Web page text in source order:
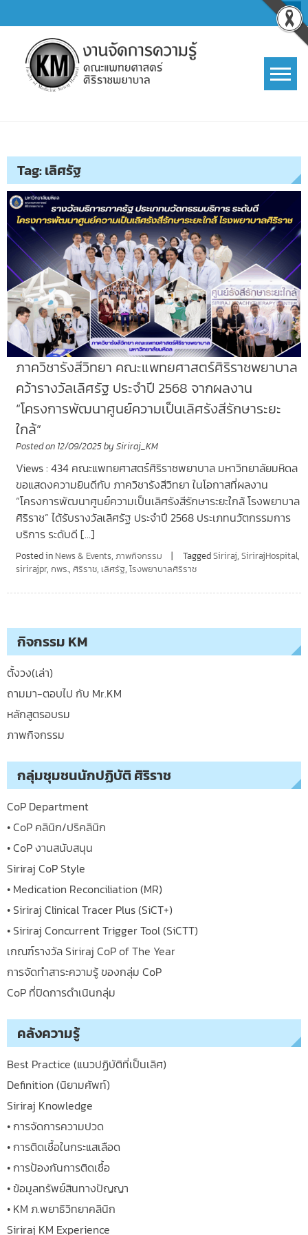
to
content
Tag:เลิศรัฐ
ภาควิชารังสีวิทยา คณะแพทยศาสตร์ศิริราชพยาบาล
คว้ารางวัลเลิศรัฐ ประจำปี 2568 จากผลงาน
“โครงการพัฒนาศูนย์ความเป็นเลิศรังสีรักษาระยะ
ใกล้”
Posted on 12/09/2025by Siriraj_KM
Views : 434 ​คณะแพทยศาสตร์ศิริราชพยาบาล มหาวิทยาลัยมหิดล
ขอแสดงความยินดีกับ ภาควิชารังสีวิทยา ในโอกาสที่ผลงาน
“โครงการพัฒนาศูนย์ความเป็นเลิศรังสีรักษาระยะใกล้ โรงพยาบาล
ศิริราช” ได้รับรางวัลเลิศรัฐ ประจำปี 2568 ประเภทนวัตกรรมการ
บริการ ระดับดี […]
Posted in News & Events, ภาพกิจกรรม TaggedSiriraj, SirirajHospital,
sirirajpr, กพร., ศิริราช, เลิศรัฐ, โรงพยาบาลศิริราช
กิจกรรม KM
ตั้งวง(เล่า)
ถามมา-ตอบไป กับ Mr.KM
หลักสูตรอบรม
ภาพกิจกรรม
กลุ่มชุมชนนักปฏิบัติ ศิริราช
CoP Department
• CoP คลินิก/ปริคลินิก
• CoP งานสนับสนุน
Siriraj CoP Style
• Medication Reconciliation (MR)
• Siriraj Clinical Tracer Plus (SiCT+)
• Siriraj Concurrent Trigger Tool (SiCTT)
เกณฑ์รางวัล Siriraj CoP of The Year
การจัดทำสาระความรู้ ของกลุ่ม CoP
CoP ที่ปิดการดำเนินกลุ่ม
คลังความรู้
Best Practice (แนวปฏิบัติที่เป็นเลิศ)
Definition (นิยามศัพท์)
Siriraj Knowledge
• การจัดการความปวด
• การติดเชื้อในกระแสเลือด
• การป้องกันการติดเชื้อ
• ข้อมูลทรัพย์สินทางปัญญา
• KM ภ.พยาธิวิทยาคลินิก
Siriraj KM Experience